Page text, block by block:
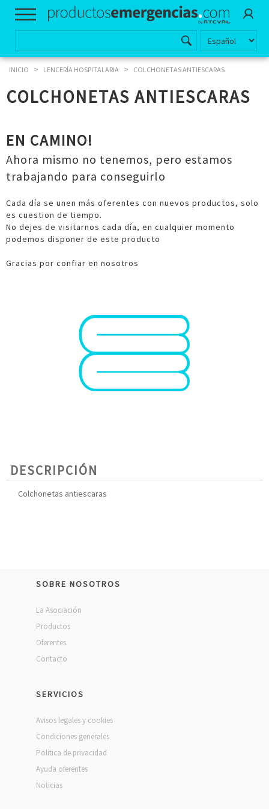
INICIO > LENCERÍA HOSPITALARIA > COLCHONETAS ANTIESCARAS
COLCHONETAS ANTIESCARAS
EN CAMINO!
Ahora mismo no tenemos, pero estamos
trabajando para conseguirlo
Cada día se unen más oferentes con nuevos productos, solo
es cuestion de tiempo.
No dejes de visitarnos cada día, en cualquier momento
podemos disponer de este producto
Gracias por confiar en nosotros
DESCRIPCIÓN
Colchonetas antiescaras
SOBRE NOSOTROS
La Asociación
Productos
Oferentes
Contacto
SERVICIOS
Avisos legales y cookies
Condiciones generales
Politica de privacidad
Ayuda oferentes
Noticias